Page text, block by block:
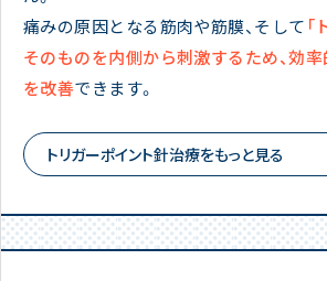
痛みの原因となる筋肉や筋膜、そして
そのものを内側から刺激するため、効
を改善できます。
トリガーポイント針治療をもっと見る